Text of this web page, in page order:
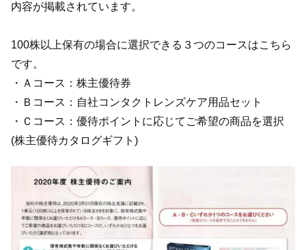
内容が掲載されています。
100株以上保有の場合に選択できる３つのコースはこちら
です。
・Ａコース：株主優待券
・Ｂコース：自社コンタクトレンズケア用品セット
・Ｃコース：優待ポイントに応じてご希望の商品を選択
(株主優待カタログギフト)